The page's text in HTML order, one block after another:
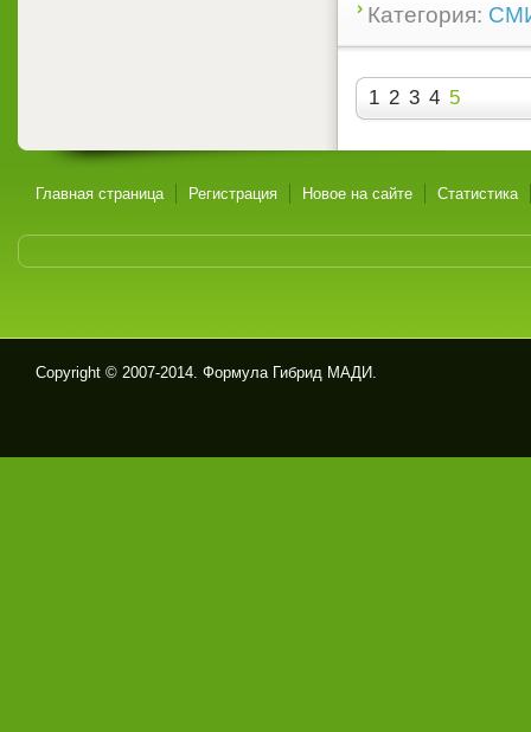
Категория:
1 2 3 4 5
Главная страница Регистрация Новое на сайте Статистика
Copyright © 2007-2014. Формула Гибрид МАДИ.